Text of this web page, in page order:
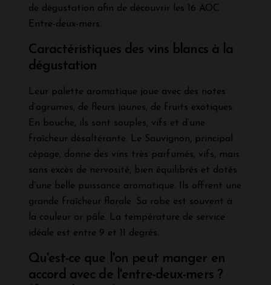
de dégustation afin de découvrir les 16 AOC
Entre-deux-mers.
Caractéristiques des vins blancs à la
dégustation
Leur palette aromatique joue avec des notes
d’agrumes, de fleurs jaunes, de fruits exotiques.
En bouche, ils sont souples, vifs et d’une
fraîcheur désaltérante. Le Sauvignon, principal
cépage, donne des vins très parfumés, vifs, mais
sans excès de nervosité, bien équilibrés et dotés
d’une belle puissance aromatique. Ils offrent une
grande fraîcheur florale. Sa robe est souvent à
la couleur or pâle. La température de service
idéale est entre 9 et 11 degrés.
Qu'est-ce que l'on peut manger en
accord avec de l'entre-deux-mers ?